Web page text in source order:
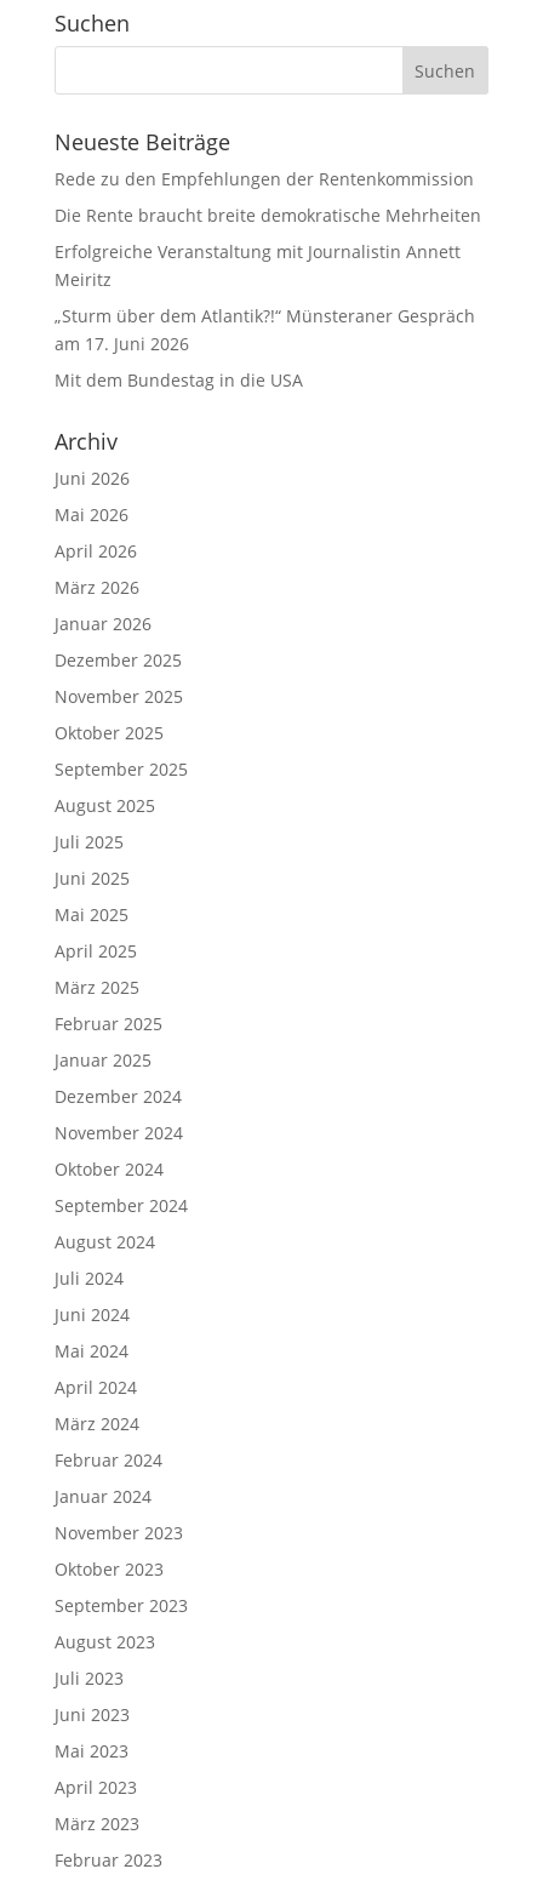
Suchen
Neueste Beiträge
Rede zu den Empfehlungen der Rentenkommission
Die Rente braucht breite demokratische Mehrheiten
Erfolgreiche Veranstaltung mit Journalistin Annett
Meiritz
„Sturm über dem Atlantik?!“ Münsteraner Gespräch
am 17. Juni 2026
Mit dem Bundestag in die USA
Archiv
Juni 2026
Mai 2026
April 2026
März 2026
Januar 2026
Dezember 2025
November 2025
Oktober 2025
September 2025
August 2025
Juli 2025
Juni 2025
Mai 2025
April 2025
März 2025
Februar 2025
Januar 2025
Dezember 2024
November 2024
Oktober 2024
September 2024
August 2024
Juli 2024
Juni 2024
Mai 2024
April 2024
März 2024
Februar 2024
Januar 2024
November 2023
Oktober 2023
September 2023
August 2023
Juli 2023
Juni 2023
Mai 2023
April 2023
März 2023
Februar 2023